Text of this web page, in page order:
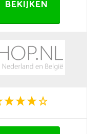
BEKIJKEN